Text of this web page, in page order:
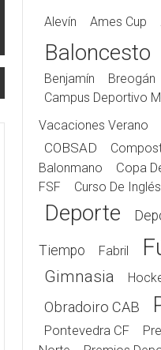
Alevín Ames Cup
Baloncesto
Benjamín Breogán
Campus Deportivo
Vacaciones Verano
COBSAD
Balonmano
Copa
FSF
Curso De
Deporte
Tiempo Fabril
Gimnasia
Obradoiro CAB
Pontevedra CF